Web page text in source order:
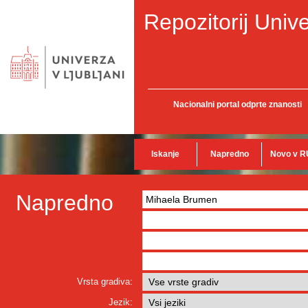
Repozitorij
Nacionalni portal odprte znanosti
Iskanje Napredno Novo v
Napredno
Vrsta gradiva:
Jezik: